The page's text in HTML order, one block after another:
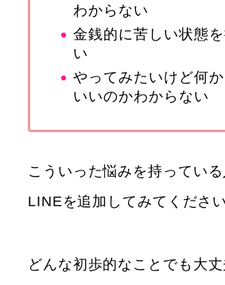
わからない
金銭的に苦しい状態
い
やってみたいけど何
いいのかわからない
こういった悩みを持ってい
LINEを追加してみてください
どんな初歩的なことでも大